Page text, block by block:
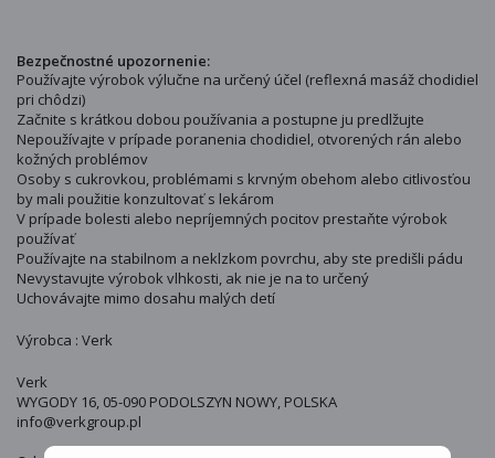
Bezpečnostné upozornenie:
Používajte výrobok výlučne na určený účel (reflexná masáž chodidiel
pri chôdzi)
Začnite s krátkou dobou používania a postupne ju predlžujte
Nepoužívajte v prípade poranenia chodidiel, otvorených rán alebo
kožných problémov
Osoby s cukrovkou, problémami s krvným obehom alebo citlivosťou
by mali použitie konzultovať s lekárom
V prípade bolesti alebo nepríjemných pocitov prestaňte výrobok
používať
Používajte na stabilnom a neklzkom povrchu, aby ste predišli pádu
Nevystavujte výrobok vlhkosti, ak nie je na to určený
Uchovávajte mimo dosahu malých detí
Výrobca : Verk
Verk
WYGODY 16, 05-090 PODOLSZYN NOWY, POLSKA
info@verkgroup.pl